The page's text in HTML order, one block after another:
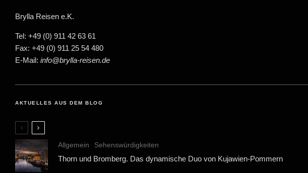
Brylla Reisen e.K.
Tel: +49 (0) 911 42 63 61
Fax: +49 (0) 911 25 54 480
E-Mail: info@brylla-reisen.de
AKTUELLES AUS DEM BLOG
Allgemein Sehenswürdigkeiten
Thorn und Bromberg. Das dynamische Duo von Kujawien-Pommern